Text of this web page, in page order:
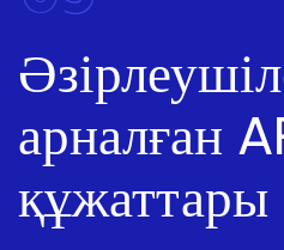
арналған
құжаттары